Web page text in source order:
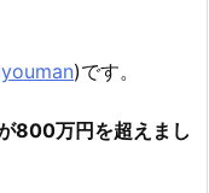
)です。
800万円を超えまし